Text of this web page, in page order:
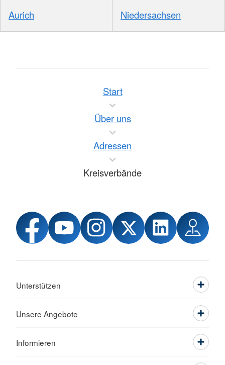
Aurich Niedersachsen
Start
Über uns
Adressen
Kreisverbände
Unterstützen
Unsere Angebote
Informieren